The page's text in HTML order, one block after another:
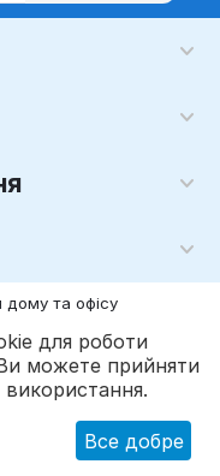
Add to cart
дому та офісу
Wish list Profile
для роботи
можете прийняти
використання.
Все добре